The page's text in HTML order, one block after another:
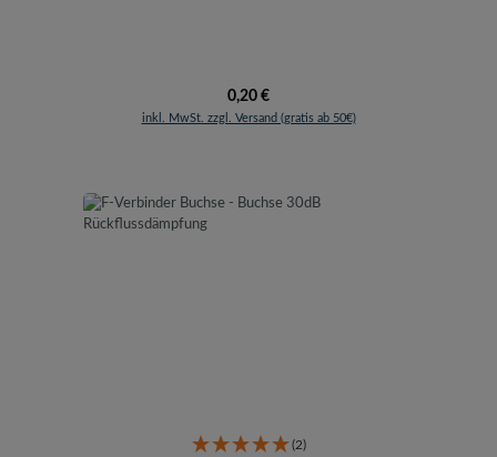
Regulärer Preis:
0,20 €
inkl. MwSt. zzgl. Versand (gratis ab 50€)
(2)